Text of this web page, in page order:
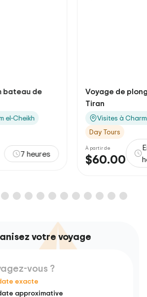
bateau de
el-Cheikh
7 heures
Voyage de
Tiran
Visites à
Day Tours
À partir de
$60.00
votre voyage
vous ?
exacte
approximative